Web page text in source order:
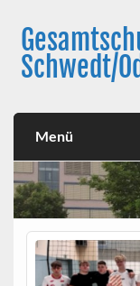
content
Schwedt/
Menü